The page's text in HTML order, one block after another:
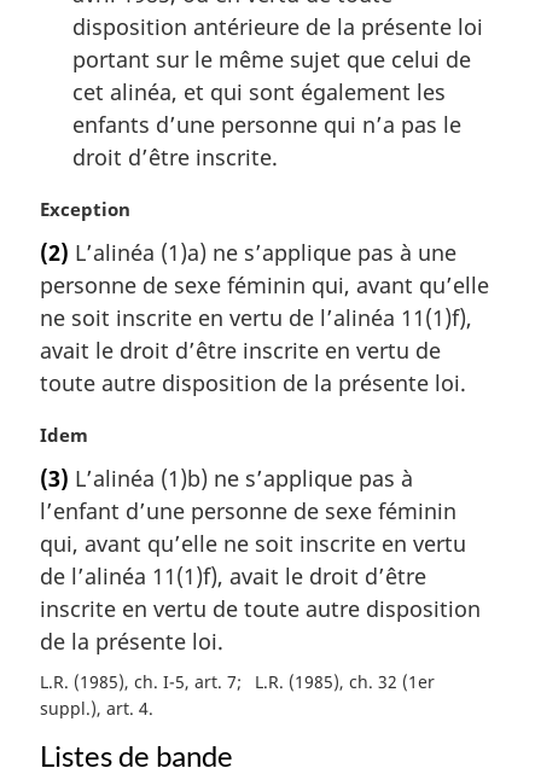
disposition antérieure de la présente loi
portant sur le même sujet que celui de
cet alinéa, et qui sont également les
enfants d’une personne qui n’a pas le
droit d’être inscrite.
N
t
e
m
a
g
n
a
l
e
:
Exception
(2) L’alinéa (1)a) ne s’applique pas à une
personne de sexe féminin qui, avant qu’elle
ne soit inscrite en vertu de l’alinéa 11(1)f),
avait le droit d’être inscrite en vertu de
toute autre disposition de la présente loi.
N
t
e
m
a
g
i
n
a
e
Idem
(3) L’alinéa (1)b) ne s’applique pas à
l’enfant d’une personne de sexe féminin
qui, avant qu’elle ne soit inscrite en vertu
de l’alinéa 11(1)f), avait le droit d’être
inscrite en vertu de toute autre disposition
de la présente loi.
L.R. (1985), ch. I-5, art. 7
L.R. (1985), ch. 32 (1er
suppl.), art. 4
Listes de bande